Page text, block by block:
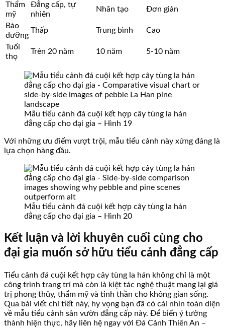
Thẩm
mỹ
Đẳng cấp, tự
nhiên
Nhân tạo Đơn giản
Bảo
dưỡng
Thấp Trung bình Cao
Tuổi
thọ
Trên 20 năm 10 năm 5-10 năm
Mẫu tiểu cảnh đá cuội kết hợp cây tùng la hán
đẳng cấp cho đại gia – Hình 19
Với những ưu điểm vượt trội, mẫu tiểu cảnh này xứng đáng là
lựa chọn hàng đầu.
Mẫu tiểu cảnh đá cuội kết hợp cây tùng la hán
đẳng cấp cho đại gia – Hình 20
Kết luận và lời khuyên cuối cùng cho
đại gia muốn sở hữu tiểu cảnh đẳng cấp
Tiểu cảnh đá cuội kết hợp cây tùng la hán không chỉ là một
công trình trang trí mà còn là kiệt tác nghệ thuật mang lại giá
trị phong thủy, thẩm mỹ và tinh thần cho không gian sống.
Qua bài viết chi tiết này, hy vọng bạn đã có cái nhìn toàn diện
về mẫu tiểu cảnh sân vườn đẳng cấp này. Để biến ý tưởng
thành hiện thực, hãy liên hệ ngay với Đá Cảnh Thiên An –